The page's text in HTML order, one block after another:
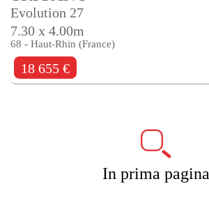
Evolution 27
7.30 x 4.00m
68 - Haut-Rhin (France)
18 655 €
In prima pagina